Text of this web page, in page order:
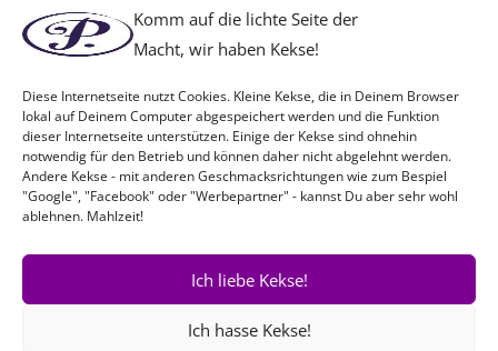
Komm auf die lichte Seite der
Macht, wir haben Kekse!
Diese Internetseite nutzt Cookies. Kleine Kekse, die in Deinem Browser
lokal auf Deinem Computer abgespeichert werden und die Funktion
dieser Internetseite unterstützen. Einige der Kekse sind ohnehin
notwendig für den Betrieb und können daher nicht abgelehnt werden.
Andere Kekse - mit anderen Geschmacksrichtungen wie zum Bespiel
"Google", "Facebook" oder "Werbepartner" - kannst Du aber sehr wohl
ablehnen. Mahlzeit!
Ich liebe Kekse!
Ich hasse Kekse!
Es befinden sich keine Produkte im Warenkorb.
Nichts Passendes gefunden?
Wenn Sie nach etwas Bestimmtem suchen oder gerne ein Produkt
Ihren Wünschen entsprechend anfertigen lassen möchten,
einfach!